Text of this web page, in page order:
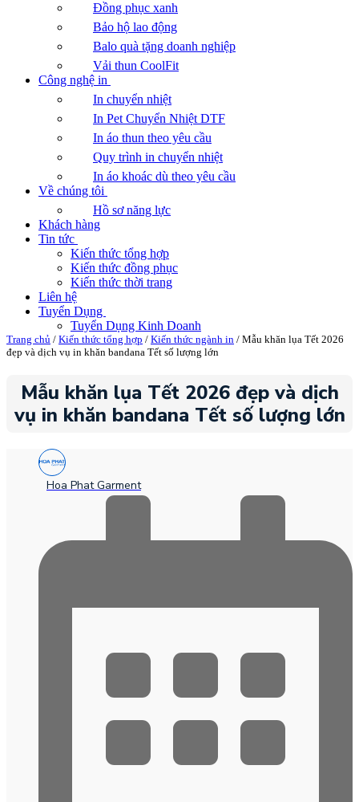
Đồng phục xanh
Bảo hộ lao động
Balo quà tặng doanh nghiệp
Vải thun CoolFit
Công nghệ in
In chuyển nhiệt
In Pet Chuyển Nhiệt DTF
In áo thun theo yêu cầu
Quy trình in chuyển nhiệt
In áo khoác dù theo yêu cầu
Về chúng tôi
Hồ sơ năng lực
Khách hàng
Tin tức
Kiến thức tổng hợp
Kiến thức đồng phục
Kiến thức thời trang
Liên hệ
Tuyển Dụng
Tuyển Dụng Kinh Doanh
Trang chủ / Kiến thức tổng hợp / Kiến thức ngành in / Mẫu khăn lụa Tết 2026
đẹp và dịch vụ in khăn bandana Tết số lượng lớn
Mẫu khăn lụa Tết 2026 đẹp và dịch
vụ in khăn bandana Tết số lượng lớn
Hoa Phat Garment